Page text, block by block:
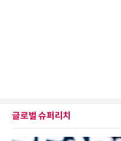
글로벌 슈퍼리치